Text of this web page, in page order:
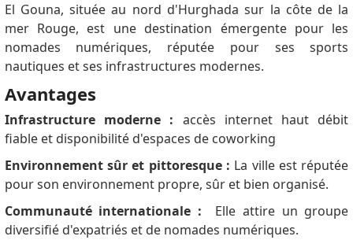
El Gouna, située au nord d'Hurghada sur la côte de la
mer Rouge, est une destination émergente pour les
nomades numériques, réputée pour ses sports
nautiques et ses infrastructures modernes.
Avantages
Infrastructure moderne : accès internet haut débit
fiable et disponibilité d'espaces de coworking
Environnement sûr et pittoresque : La ville est réputée
pour son environnement propre, sûr et bien organisé.
Communauté internationale : Elle attire un groupe
diversifié d'expatriés et de nomades numériques.